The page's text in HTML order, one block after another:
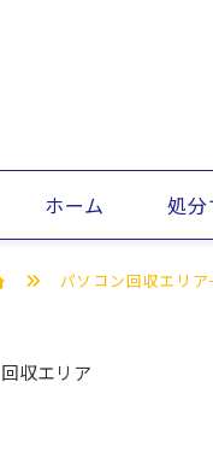
ホーム 処分
パソコン回収エリア
回収エリア